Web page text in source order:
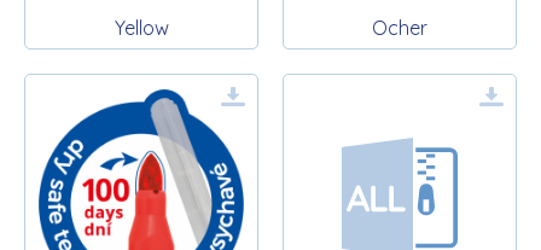
Yellow Ocher